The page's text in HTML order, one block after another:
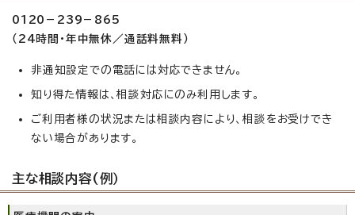
0120－239－865
（24時間・年中無休／通話料無料）
非通知設定での電話には対応できません。
知り得た情報は、相談対応にのみ利用します。
ご利用者様の状況または相談内容により、相談をお受けでき
ない場合があります。
主な相談内容(例）